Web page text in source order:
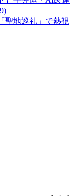
聖地巡礼」で熱視